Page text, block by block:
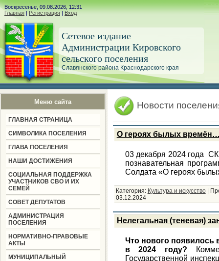
Воскресенье, 09.08.2026, 12:31
Главная | Регистрация | Вход
Сетевое издание
Администрации Кировского
сельского поселения
Славянского района Краснодарского края
Меню сайта
ГЛАВНАЯ СТРАНИЦА
СИМВОЛИКА ПОСЕЛЕНИЯ
ГЛАВА ПОСЕЛЕНИЯ
НАШИ ДОСТИЖЕНИЯ
СОЦИАЛЬНАЯ ПОДДЕРЖКА
УЧАСТНИКОВ СВО И ИХ
СЕМЕЙ
СОВЕТ ДЕПУТАТОВ
АДМИНИСТРАЦИЯ
ПОСЕЛЕНИЯ
НОРМАТИВНО-ПРАВОВЫЕ
АКТЫ
МУНИЦИПАЛЬНЫЙ
Новости
О героях былых
03 декабря 2024 года
познавательная
Солдата «О героях
Категория: Культура и искусство
03.12.2024
Нелегальная (теневая)
Что нового появилось
в 2024 году?
Государственной